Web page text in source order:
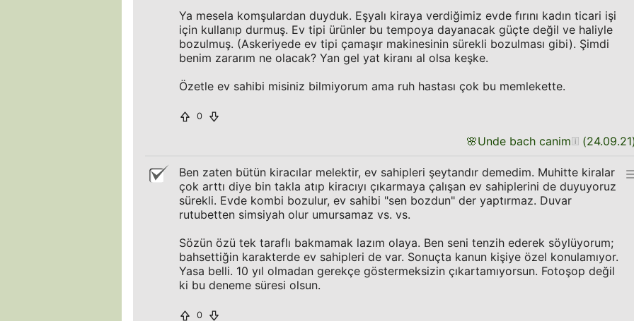
Ya mesela komşulardan duyduk. Eşyalı kiraya verdiğimiz evde fırını kadın ticari işi
için kullanıp durmuş. Ev tipi ürünler bu tempoya dayanacak güçte değil ve haliyle
bozulmuş. (Askeriyede ev tipi çamaşır makinesinin sürekli bozulması gibi). Şimdi
benim zararım ne olacak? Yan gel yat kiranı al olsa keşke.
Özetle ev sahibi misiniz bilmiyorum ama ruh hastası çok bu memlekette.
0
🌸Unde bach canim (24.09.21
Ben zaten bütün kiracılar melektir, ev sahipleri şeytandır demedim. Muhitte kiralar
çok arttı diye bin takla atıp kiracıyı çıkarmaya çalışan ev sahiplerini de duyuyoruz
sürekli. Evde kombi bozulur, ev sahibi "sen bozdun" der yaptırmaz. Duvar
rutubetten simsiyah olur umursamaz vs. vs.
Sözün özü tek taraflı bakmamak lazım olaya. Ben seni tenzih ederek söylüyorum;
bahsettiğin karakterde ev sahipleri de var. Sonuçta kanun kişiye özel konulamıyor.
Yasa belli. 10 yıl olmadan gerekçe göstermeksizin çıkartamıyorsun. Fotoşop değil
ki bu deneme süresi olsun.
0